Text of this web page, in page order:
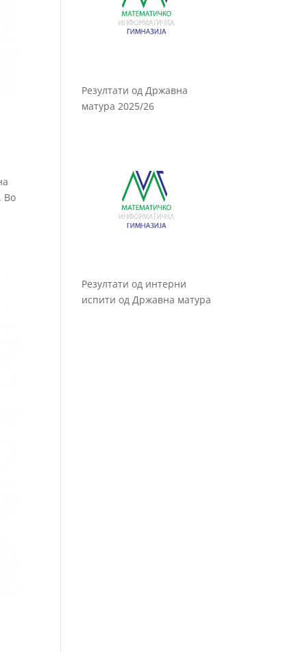
Во
Резултати од Државна
матура 2025/26
Резултати од интерни
испити од Државна матура